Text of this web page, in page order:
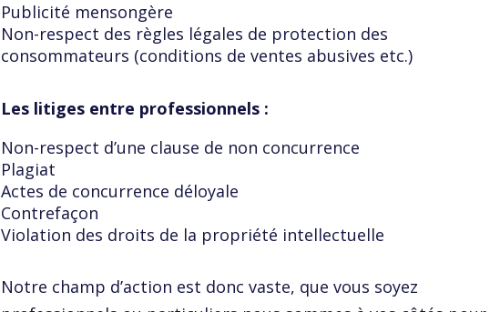
Publicité mensongère
Non-respect des règles légales de protection des
consommateurs (conditions de ventes abusives etc.)
Les litiges entre professionnels :
Non-respect d’une clause de non concurrence
Plagiat
Actes de concurrence déloyale
Contrefaçon
Violation des droits de la propriété intellectuelle
Notre champ d’action est donc vaste, que vous soyez